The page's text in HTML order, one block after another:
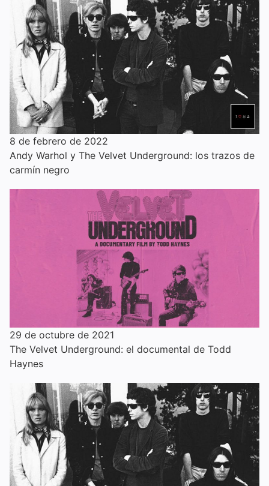
8 de febrero de 2022
Andy Warhol y The Velvet Underground: los trazos de
carmín negro
29 de octubre de 2021
The Velvet Underground: el documental de Todd
Haynes